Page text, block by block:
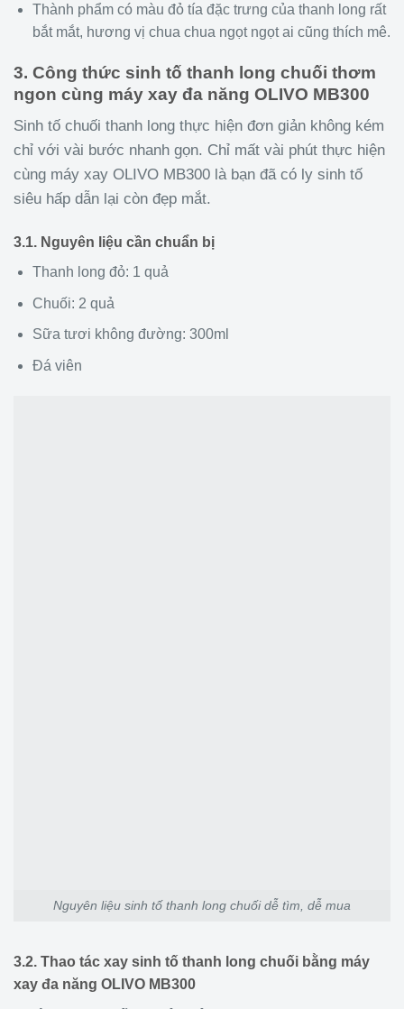
Thành phẩm có màu đỏ tía đặc trưng của thanh long rất
bắt mắt, hương vị chua chua ngọt ngọt ai cũng thích mê.
3. Công thức sinh tố thanh long chuối thơm
ngon cùng máy xay đa năng OLIVO MB300
Sinh tố chuối thanh long thực hiện đơn giản không kém
chỉ với vài bước nhanh gọn. Chỉ mất vài phút thực hiện
cùng máy xay OLIVO MB300 là bạn đã có ly sinh tố
siêu hấp dẫn lại còn đẹp mắt.
3.1. Nguyên liệu cần chuẩn bị
Thanh long đỏ: 1 quả
Chuối: 2 quả
Sữa tươi không đường: 300ml
Đá viên
Nguyên liệu sinh tố thanh long chuối dễ tìm, dễ mua
3.2. Thao tác xay sinh tố thanh long chuối bằng máy
xay đa năng OLIVO MB300